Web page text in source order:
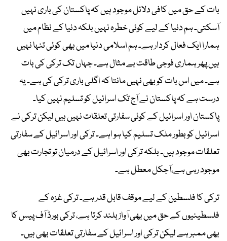
بات کے حق میں کافی دلائل موجود ہیں کہ پاکستان کی باری نہیں
آسکتی۔ ہم دنیا کے لیے کوئی خطرہ نہیں بلکہ دنیا کے نظام میں
ہمارا ایک فعال کردار ہے۔ ہم اسلامی دنیا میں بھی کوئی تنہا نہیں
ہیں پھر ہماری فوجی طاقت بے مثال ہے۔ جہاں تک ترکی کی بات
ہے۔ میں اس بات کو بھی نہیں مانتا کہ اگلی باری ترکی کی ہے۔ یہ
درست ہے کہ پاکستان نے آج تک اسرائیل کو تسلیم نہیں کیا۔
پاکستان اور اسرائیل کے کوئی سفارتی تعلقات نہیں ہیں لیکن ترکی نے
اسرائیل کو بطور ملک تسلیم کیا ہو اہے۔ ترکی اور اسرائیل کے سفارتی
تعلقات موجود ہیں۔ بلکہ ترکی اور اسرائیل کے درمیان تو تجارت بھی
موجود رہی ہے،آجکل معطل ہے۔
ترکی کا فلسطین کے لیے موقف قابل قدر ہے۔ ترکی غزہ کے
فلسطینیوں کے حق میں بھی آواز بلند کرتا ہے، ترکی بورڈ آف پیس کا
بھی ممبر ہے لیکن ترکی اور اسرائیل کے سفارتی تعلقات بھی ہیں۔